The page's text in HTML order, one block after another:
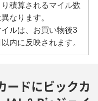
り積算されるマイル数
なります。
イルは、お買い物後3
以内に反映されます。
ードにビックカ